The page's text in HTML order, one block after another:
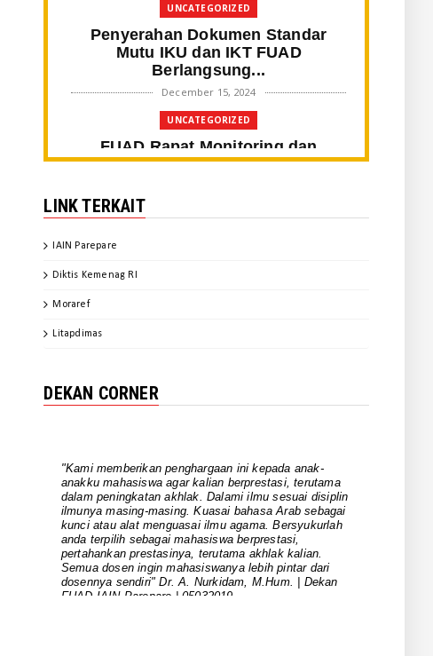
UNCATEGORIZED
Penyerahan Dokumen Standar
Mutu IKU dan IKT FUAD
Berlangsung...
December 15, 2024
UNCATEGORIZED
FUAD Rapat Monitoring dan
Evaluasi Program Kerja Tahun
SPI IAIN Parepare Tampil ...
October 31, 2024
UNCATEGORIZED
Pimpinan FUAD dan Para Ketua
Rombel Berkomitmen Mengawal
Per...
October 06, 2024
LINK TERKAIT
IAIN Parepare
Diktis Kemenag RI
Moraref
Litapdimas
DEKAN CORNER
anakku mahasiswa agar kalian berprestasi, terutama
dalam peningkatan akhlak. Dalami ilmu sesuai disiplin
ilmunya masing-masing. Kuasai bahasa Arab sebagai
kunci atau alat menguasai ilmu agama. Bersyukurlah
anda terpilih sebagai mahasiswa berprestasi,
pertahankan prestasinya, terutama akhlak kalian.
Semua dosen ingin mahasiswanya lebih pintar dari
dosennya sendiri" Dr. A. Nurkidam, M.Hum. | Dekan
FUAD IAIN Parepare | 05032019